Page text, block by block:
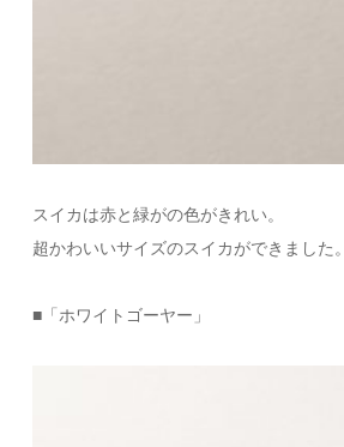
スイカは赤と緑がの色がきれい。
超かわいいサイズのスイカができました。
■「ホワイトゴーヤー」